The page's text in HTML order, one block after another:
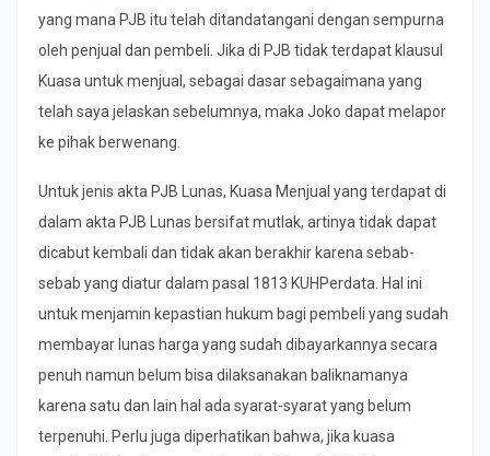
yang mana PJB itu telah ditandatangani dengan sempurna
oleh penjual dan pembeli. Jika di PJB tidak terdapat klausul
Kuasa untuk menjual, sebagai dasar sebagaimana yang
telah saya jelaskan sebelumnya, maka Joko dapat melapor
ke pihak berwenang.
Untuk jenis akta PJB Lunas, Kuasa Menjual yang terdapat di
dalam akta PJB Lunas bersifat mutlak, artinya tidak dapat
dicabut kembali dan tidak akan berakhir karena sebab-
sebab yang diatur dalam pasal 1813 KUHPerdata. Hal ini
untuk menjamin kepastian hukum bagi pembeli yang sudah
membayar lunas harga yang sudah dibayarkannya secara
penuh namun belum bisa dilaksanakan baliknamanya
karena satu dan lain hal ada syarat-syarat yang belum
terpenuhi. Perlu juga diperhatikan bahwa, jika kuasa